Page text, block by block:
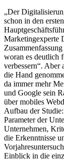
„Der
schon in den
Marketingexperte
woran es deutlich
verbessern“. Aber
die Hand
da immer mehr
und Google sein
über mobiles
Aufbau der
Parameter der
Unternehmen,
die Erkenntnisse
Einblick in die